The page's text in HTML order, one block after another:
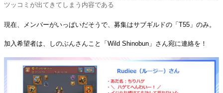
ツッコミが出てきてしまう内容である
現在、メンバーがいっぱいだそうで、募集はサブギルドの「T55」のみ。
加入希望者は、しのぶんさんこと「Wild Shinobun」さん宛に連絡を！